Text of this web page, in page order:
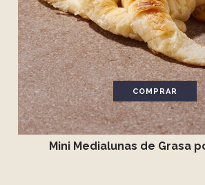
COMPRAR
Mini Medialunas de Grasa